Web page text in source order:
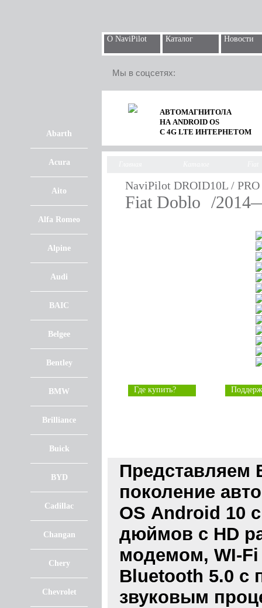
О NaviPilot Каталог Новости
Мы в соцсетях:
Abarth
Acura
Aito
Alfa Romeo
Alpine
Audi
BAIC
Belgee
Bentley
BMW
Brilliance
Buick
BYD
Cadillac
Changan
Chery
Chevrolet
АВТОМАГНИТОЛА
НА ANDROID OS
С 4G LTE ИНТЕРНЕТОМ
NaviPilot DROID10L /
Fiat Doblo /
Где купить?
поколение
OS Android 10
дюймов с HD
модемом, WI-Fi
Bluetooth 5.0 с
звуковым